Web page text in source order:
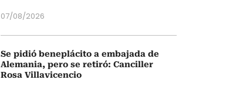
07/08/2026
Se pidió beneplácito a embajada de
Alemania, pero se retiró: Canciller
Rosa Villavicencio